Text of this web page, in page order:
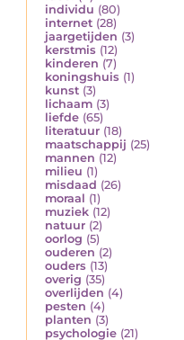
individu (80)
internet (28)
jaargetijden (3)
kerstmis (12)
kinderen (7)
koningshuis (1)
kunst (3)
lichaam (3)
liefde (65)
literatuur (18)
maatschappij (25)
mannen (12)
milieu (1)
misdaad (26)
moraal (1)
muziek (12)
natuur (2)
oorlog (5)
ouderen (2)
ouders (13)
overig (35)
overlijden (4)
pesten (4)
planten (3)
psychologie (21)